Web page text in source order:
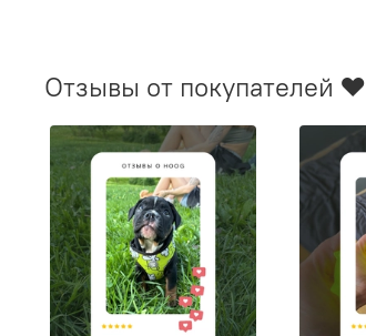
Отзывы от покупателей ❤️